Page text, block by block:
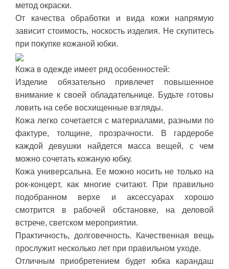
метод окраски.
От качества обработки и вида кожи напрямую
зависит стоимость, носкость изделия. Не скупитесь
при покупке кожаной юбки.
Кожа в одежде имеет ряд особенностей:
Изделие обязательно привлечет повышенное
внимание к своей обладательнице. Будьте готовы
ловить на себе восхищенные взгляды.
Кожа легко сочетается с материалами, разными по
фактуре, толщине, прозрачности. В гардеробе
каждой девушки найдется масса вещей, с чем
можно сочетать кожаную юбку.
Кожа универсальна. Ее можно носить не только на
рок-концерт, как многие считают. При правильно
подобранном верхе и аксессуарах хорошо
смотрится в рабочей обстановке, на деловой
встрече, светском мероприятии.
Практичность, долговечность. Качественная вещь
прослужит несколько лет при правильном уходе.
Отличным приобретением будет юбка карандаш